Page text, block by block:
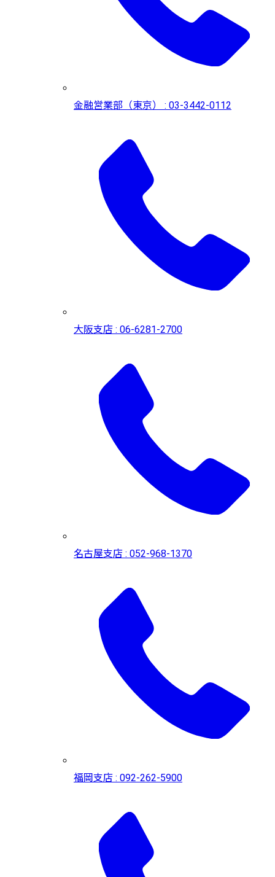
金融営業部（東京） : 03-3442-0112
大阪支店 : 06-6281-2700
名古屋支店 : 052-968-1370
福岡支店 : 092-262-5900